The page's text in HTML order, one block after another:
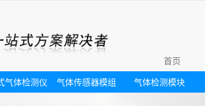
首页
气体检测仪 气体传感器模组 气体检测模块